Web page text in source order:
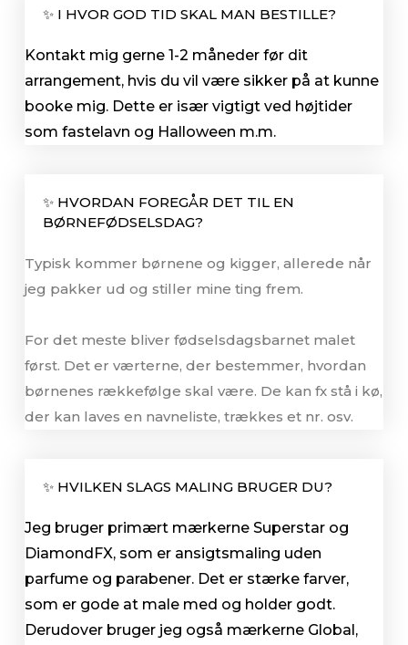
✨ I HVOR GOD TID SKAL MAN BESTILLE?
Kontakt mig gerne 1-2 måneder før dit
arrangement, hvis du vil være sikker på at kunne
booke mig. Dette er især vigtigt ved højtider
som fastelavn og Halloween m.m.
✨ HVORDAN FOREGÅR DET TIL EN
BØRNEFØDSELSDAG?
Typisk kommer børnene og kigger, allerede når
jeg pakker ud og stiller mine ting frem.
For det meste bliver fødselsdagsbarnet malet
først. Det er værterne, der bestemmer, hvordan
børnenes rækkefølge skal være. De kan fx stå i kø,
der kan laves en navneliste, trækkes et nr. osv.
✨ HVILKEN SLAGS MALING BRUGER DU?
Jeg bruger primært mærkerne Superstar og
DiamondFX, som er ansigtsmaling uden
parfume og parabener. Det er stærke farver,
som er gode at male med og holder godt.
Derudover bruger jeg også mærkerne Global,